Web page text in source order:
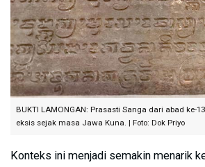
BUKTI LAMONGAN: Prasasti Sanga dari abad ke-
eksis sejak masa Jawa Kuna. | Foto: Dok Priyo
Konteks ini menjadi semakin menarik